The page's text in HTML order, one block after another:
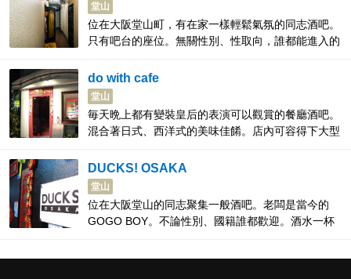
堂山
位在大阪堂山町，有在家一樣輕鬆氣氛的同志酒吧。
只有吧台的座位。無關性別、性取向，誰都能進入的
的人。
do with cafe
堂山
毎天晩上都有變裝皇后的表演可以觀賞的餐廳酒吧。
混合著日式、西洋式的美味佳餚。店內可容得下大型
六列假日前則是21:00以及00:30各一場。
DUCKS! OSAKA
堂山
位在大阪堂山的同志聚集一般酒吧。老闆是當今的
GOGO BOY。不論性別、國籍誰都歡迎。酒水一杯